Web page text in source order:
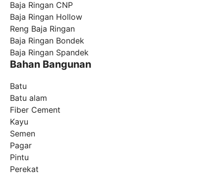
Baja Ringan CNP
Baja Ringan Hollow
Reng Baja Ringan
Baja Ringan Bondek
Baja Ringan Spandek
Bahan Bangunan
Batu
Batu alam
Fiber Cement
Kayu
Semen
Pagar
Pintu
Perekat